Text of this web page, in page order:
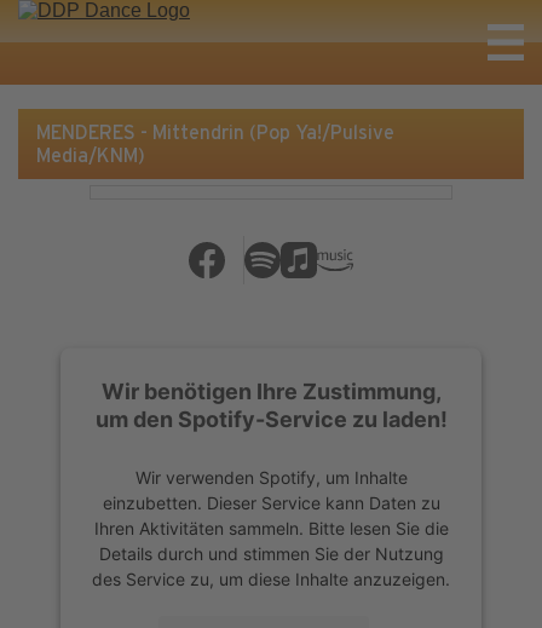
MENDERES - Mittendrin (Pop Ya!/Pulsive
Media/KNM)
Wir benötigen Ihre Zustimmung,
um den Spotify-Service zu laden!
Wir verwenden Spotify, um Inhalte
einzubetten. Dieser Service kann Daten zu
Ihren Aktivitäten sammeln. Bitte lesen Sie die
Details durch und stimmen Sie der Nutzung
des Service zu, um diese Inhalte anzuzeigen.